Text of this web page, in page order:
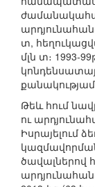
տ,
մլն տ։ 1993-
Թեև հում
ու
Իսրայելում
ծավալներով